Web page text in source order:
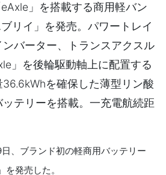
」を搭載する商用軽バン
リイ」を発売。パワートレイ
バーター、トランスアクスル
」を後輪駆動軸上に配置する
を確保した薄型リン酸
テリーを搭載。一充電航続距
、ブランド初の軽商用バッテリー
発売した。